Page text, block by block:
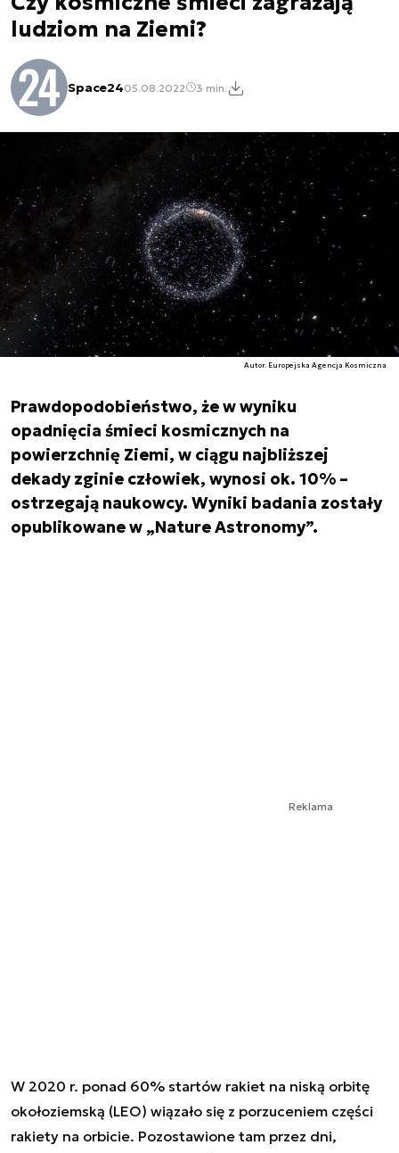
ludziom na Ziemi?
Space2405.08.2022 3 min.
Autor. Europejska Agencja Kosmiczna
Prawdopodobieństwo, że w wyniku
opadnięcia śmieci kosmicznych na
powierzchnię Ziemi, w ciągu najbliższej
dekady zginie człowiek, wynosi ok. 10% –
ostrzegają naukowcy. Wyniki badania zostały
opublikowane w „Nature Astronomy”.
Reklama
W 2020 r. ponad 60% startów rakiet na niską orbitę
okołoziemską (LEO) wiązało się z porzuceniem części
rakiety na orbicie. Pozostawione tam przez dni,